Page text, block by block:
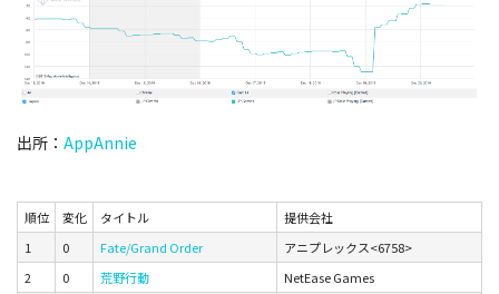
出所： AppAnnie
順位 変化 タイトル
提供会社
1
0 Fate/Grand Order
アニプレックス<6758>
2
0 荒野行動 NetEase Games